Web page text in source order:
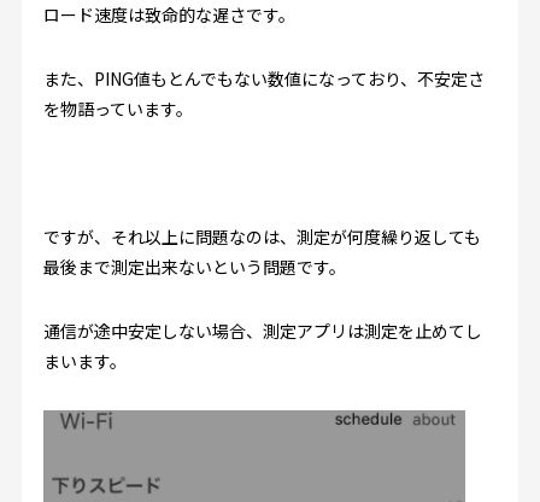
ロード速度は致命的な遅さです。
また、PING値もとんでもない数値になっており、不安定さ
を物語っています。
ですが、それ以上に問題なのは、測定が何度繰り返しても
最後まで測定出来ないという問題です。
通信が途中安定しない場合、測定アプリは測定を止めてし
まいます。